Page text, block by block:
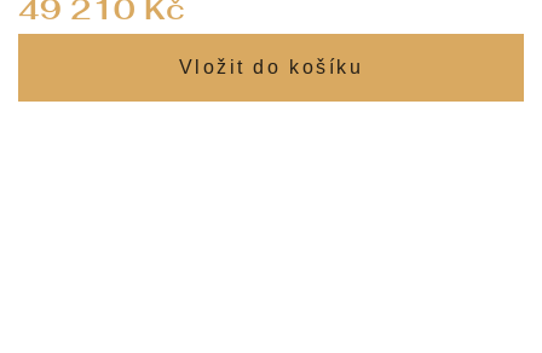
49 210 Kč